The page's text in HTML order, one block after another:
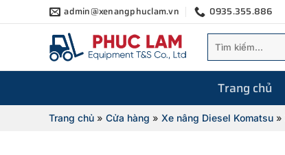
qua
admin@xenangphuclam.vn 0935.355.886
kiếm:
Trang chủ
Trang chủ» Cửa hàng » Xe nâng Diesel Komatsu»